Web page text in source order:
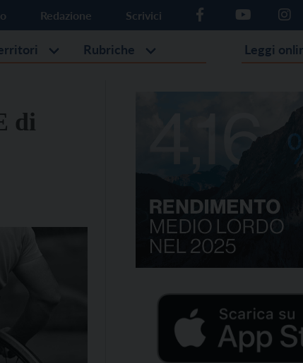
Redazione Scrivici
Rubriche Leggi
di